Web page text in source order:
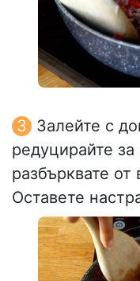
Залейте с
редуцирайте
разбърквате
Оставете